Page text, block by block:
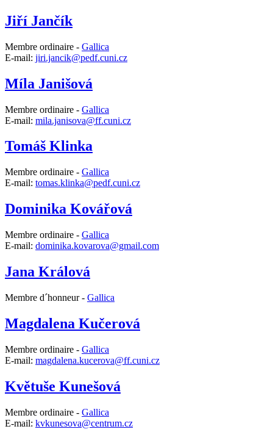
Jiří Jančík
Membre ordinaire - Gallica
E-mail: jiri.jancik@pedf.cuni.cz
Míla Janišová
Membre ordinaire - Gallica
E-mail: mila.janisova@ff.cuni.cz
Tomáš Klinka
Membre ordinaire - Gallica
E-mail: tomas.klinka@pedf.cuni.cz
Dominika Kovářová
Membre ordinaire - Gallica
E-mail: dominika.kovarova@gmail.com
Jana Králová
Membre d´honneur - Gallica
Magdalena Kučerová
Membre ordinaire - Gallica
E-mail: magdalena.kucerova@ff.cuni.cz
Květuše Kunešová
Membre ordinaire - Gallica
E-mail: kvkunesova@centrum.cz